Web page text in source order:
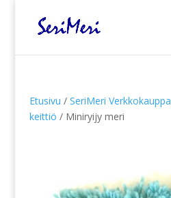
Etusivu / SeriMeri Verkkokauppa
keittiö / Miniryijy meri